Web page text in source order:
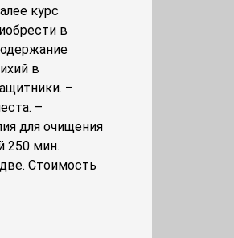
курс
в
в
–
–
для очищения
250 мин.
Стоимость